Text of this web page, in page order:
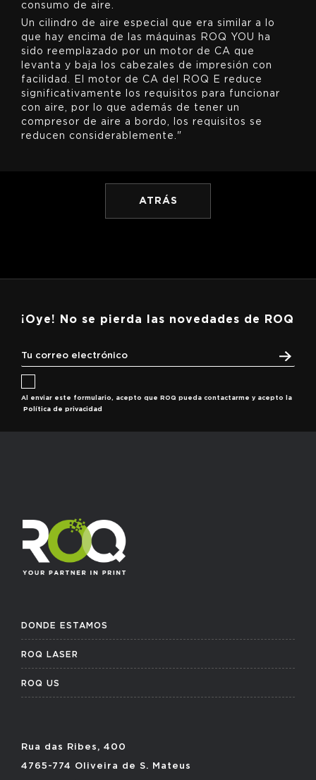
consumo de aire.
Un cilindro de aire especial que era similar a lo
que hay encima de las máquinas ROQ YOU ha
sido reemplazado por un motor de CA que
levanta y baja los cabezales de impresión con
facilidad. El motor de CA del ROQ E reduce
significativamente los requisitos para funcionar
con aire, por lo que además de tener un
compresor de aire a bordo, los requisitos se
reducen considerablemente."
ATRÁS
¡Oye! No se pierda las novedades de ROQ
Al enviar este formulario, acepto que ROQ pueda contactarme y acepto la
Política de privacidad
DONDE ESTAMOS
ROQ LASER
ROQ US
Rua das Ribes, 400
4765-774 Oliveira de S. Mateus